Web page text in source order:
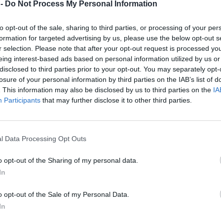
Do Not Process My Personal Information
opt-out of the sale, sharing to third parties, or processing of your
for targeted advertising by us, please use the below opt-out
selection. Please note that after your opt-out request is processed
interest-based ads based on personal information utilized by us
to third parties prior to your opt-out. You may separately
of your personal information by third parties on the IAB’s list of
This information may also be disclosed by us to third parties on the
Participants that may further disclose it to other third parties.
Data Processing Opt Outs
opt-out of the Sharing of my personal data.
opt-out of the Sale of my Personal Data.
1.820.000
5.850.000 11 (11) 5 78
650.000 10 (10) 2 70
7,00
4.840.000 15 (15) 1 105
7,00
5.390.000 9 (9)
11.720.000 19 (19) 12 132
6,95
2.990.000 17 (17) 7 118
6,94
7.810.000 19 (19) 6 131
6,89
4.390.000 17 (17) 5 116